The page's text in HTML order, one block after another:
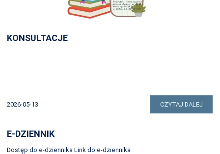
KONSULTACJE
2026-05-13 CZYTAJ DALEJ
E-DZIENNIK
Dostęp do e-dziennika Link do e-dziennika